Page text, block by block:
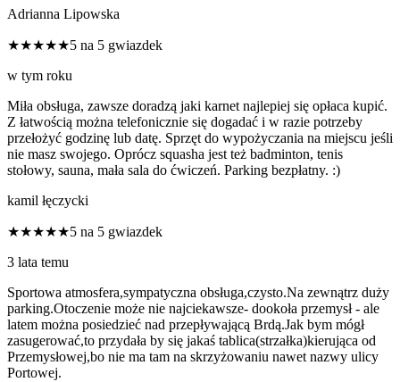
Adrianna Lipowska
★★★★★5 na 5 gwiazdek
w tym roku
Miła obsługa, zawsze doradzą jaki karnet najlepiej się opłaca kupić.
Z łatwością można telefonicznie się dogadać i w razie potrzeby
przełożyć godzinę lub datę. Sprzęt do wypożyczania na miejscu jeśli
nie masz swojego. Oprócz squasha jest też badminton, tenis
stołowy, sauna, mała sala do ćwiczeń. Parking bezpłatny. :)
kamil łęczycki
★★★★★5 na 5 gwiazdek
3 lata temu
Sportowa atmosfera,sympatyczna obsługa,czysto.Na zewnątrz duży
parking.Otoczenie może nie najciekawsze- dookoła przemysł - ale
latem można posiedzieć nad przepływającą Brdą.Jak bym mógł
zasugerować,to przydała by się jakaś tablica(strzałka)kierująca od
Przemysłowej,bo nie ma tam na skrzyżowaniu nawet nazwy ulicy
Portowej.